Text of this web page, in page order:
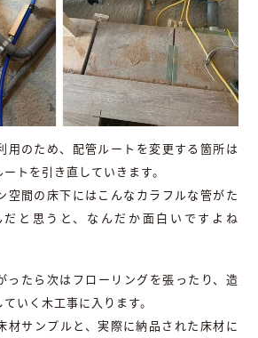
用のため、配管ルートを変更する箇所は
トを引き直していきます。
空間の床下にはこんなカラフルな管がた
と思うと、なんだか面白いですよね
ったら次はフローリングを張ったり、造
いく木工事に入ります。
材サンプルと、実際に納品された床材に